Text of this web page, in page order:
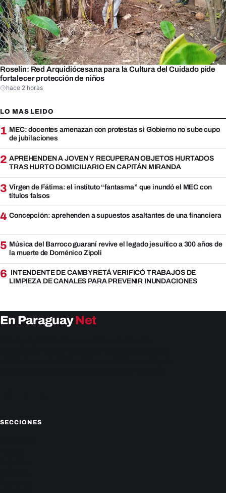
Roselín: Red Arquidiócesana para la Cultura del Cuidado pide
fortalecer protección de niños
hace 2 horas
LO MAS LEIDO
1 MEC: docentes amenazan con protestas si Gobierno no sube cupo
de jubilaciones
2 APREHENDEN A JOVEN Y RECUPERAN OBJETOS HURTADOS
TRAS HURTO DOMICILIARIO EN CAPITÁN MIRANDA
3 Virgen de Fátima: el instituto “fantasma” que inundó el MEC con
títulos falsos
4 Concepción: aprehenden a supuestos asaltantes de una financiera
5 Música del Barroco guaraní revive el legado jesuítico a 300 años de
la muerte de Doménico Zipoli
6 INTENDENTE DE CAMBYRETÁ VERIFICÓ TRABAJOS DE
LIMPIEZA DE CANALES PARA PREVENIR INUNDACIONES
En ParaguayNet
SECCIONES